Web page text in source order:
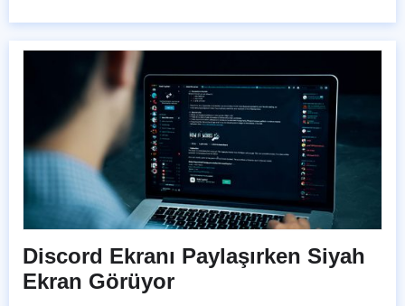
Discord Ekranı Paylaşırken Siyah
Ekran Görüyor